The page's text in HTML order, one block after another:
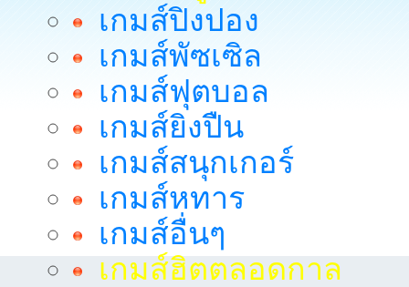
เกมส์ปิงปอง
เกมส์พัซเซิล
เกมส์ฟุตบอล
เกมส์ยิงปืน
เกมส์สนุกเกอร์
เกมส์หทาร
เกมส์อื่นๆ
เกมส์ฮิตตลอดกาล